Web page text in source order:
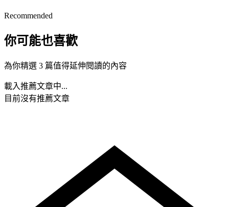
Recommended
你可能也喜歡
為你精選 3 篇值得延伸閱讀的內容
載入推薦文章中...
目前沒有推薦文章